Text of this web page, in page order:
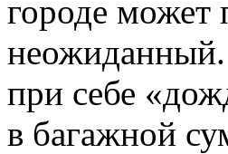
городе
при себе
в багажной